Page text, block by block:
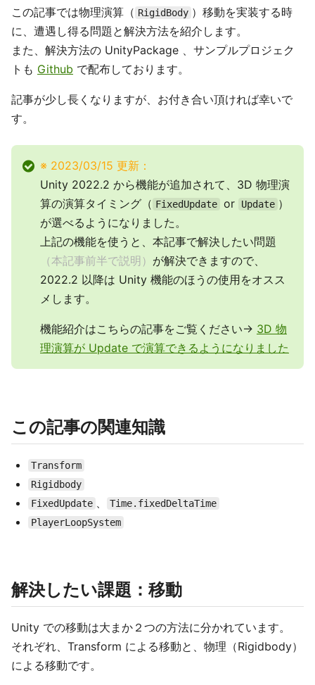
この記事では物理演算（ RigidBody ）移動を実装する時
に、遭遇し得る問題と解決方法を紹介します。
また、解決方法の UnityPackage 、サンプルプロジェク
トも Github で配布しております。
記事が少し長くなりますが、お付き合い頂ければ幸いで
す。
※ 2023/03/15 更新：
Unity 2022.2 から機能が追加されて、3D 物理演
算の演算タイミング（ FixedUpdate or Update ）
が選べるようになりました。
上記の機能を使うと、本記事で解決したい問題
（本記事前半で説明） が解決できますので、
2022.2 以降は Unity 機能のほうの使用をオスス
メします。
機能紹介はこちらの記事をご覧ください→ 3D 物
理演算が Update で演算できるようになりました
この記事の関連知識
Transform
Rigidbody
FixedUpdate 、
Time.fixedDeltaTime
PlayerLoopSystem
解決したい課題：移動
Unity での移動は大まか２つの方法に分かれています。
それぞれ、Transform による移動と、物理（Rigidbody）
による移動です。